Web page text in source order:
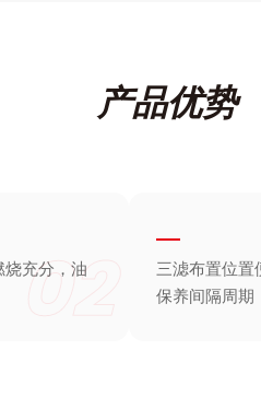
产品优势
充分，油
02
三滤布置位置
保养间隔周期